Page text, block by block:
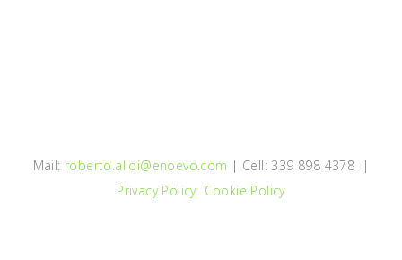
Mail: roberto.alloi@enoevo.com | Cell: 339 898 4378 |
Privacy Policy Cookie Policy